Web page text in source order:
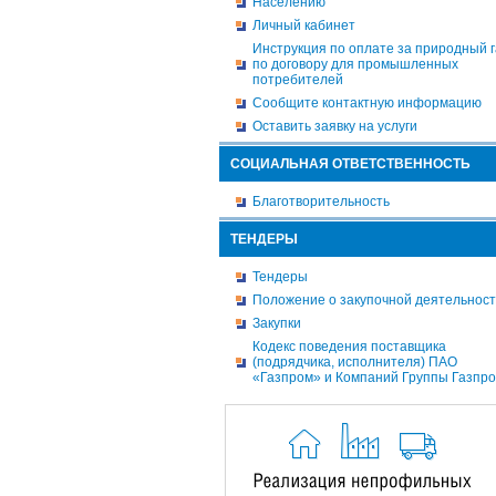
Личный кабинет
Инструкция по оплате за природный
по договору для промышленных
потребителей
Сообщите контактную информацию
Оставить заявку на услуги
СОЦИАЛЬНАЯ ОТВЕТСТВЕННОСТЬ
Благотворительность
ТЕНДЕРЫ
Тендеры
Положение о закупочной
Закупки
Кодекс поведения поставщика
(подрядчика, исполнителя) ПАО
«Газпром» и Компаний Группы